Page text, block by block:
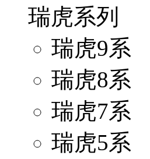
瑞虎系列
瑞虎9系
瑞虎8系
瑞虎7系
瑞虎5系